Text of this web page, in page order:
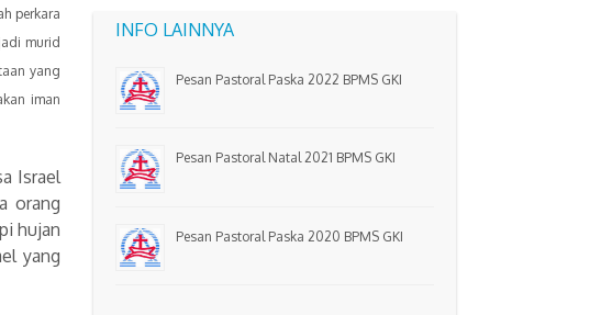
perkara
murid
yang
iman
Israel
orang
hujan
yang
INFO LAINNYA
Pesan Pastoral Paska 2022 BPMS GKI
Pesan Pastoral Natal 2021 BPMS GKI
Pesan Pastoral Paska 2020 BPMS GKI